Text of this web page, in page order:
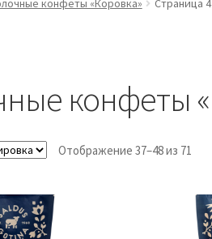
конфеты «Коровка» Страница 4
конфеты
Отображение 37–48 из 71